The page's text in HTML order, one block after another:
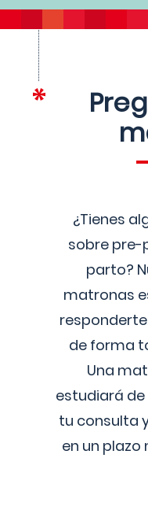
¿Tienes
sobre
parto?
matronas
de forma
Una
estudiará
tu consulta
en un plazo